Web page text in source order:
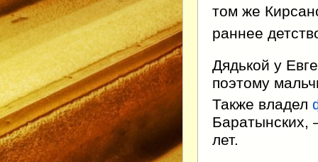
том же
раннее
Дядькой у
поэтому
Также владел
Баратынских,
лет.